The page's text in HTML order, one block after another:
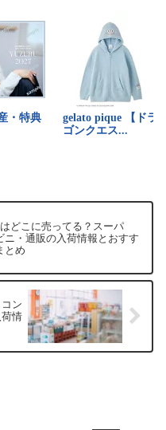
どこに売ってる？スーパ
ニ・通販の入荷情報とおすす
とめ
ン
情